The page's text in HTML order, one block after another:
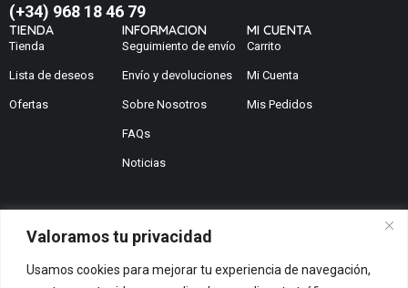
Valoramos tu privacidad
Usamos cookies para mejorar tu experiencia de navegación,
(+34) 968 18 46 79
TIENDA
Tienda
Lista de deseos
Ofertas
INFORMACION
Seguimiento de envío
Envío y devoluciones
Sobre Nosotros
FAQs
Noticias
MI CUENTA
Carrito
Mi Cuenta
Mis Pedidos